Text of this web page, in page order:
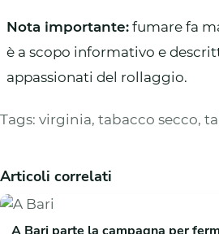
Nota importante: fumare fa
è a scopo informativo e
appassionati del rollaggio.
Tags: virginia, tabacco secco,
Articoli correlati